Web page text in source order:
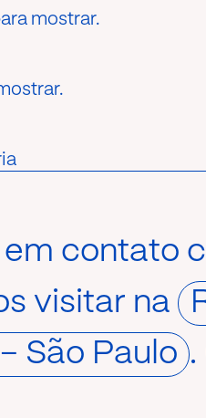
mostrar.
em contato
visitar na
São Paulo